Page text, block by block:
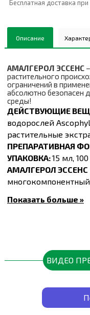
Бесплатная доставка
Описание
АМАЛГЕРОЛ ЭССЕНС–
растительного
ограничений в
абсолютно
среды!
ДЕЙСТВУЮЩИЕ
водорослей
растительные
ПРЕПАРАТИВНАЯ
УПАКОВКА:15 мл,
АМАЛГЕРОЛ ЭССЕНС
1. Фитогормоны
растению
воды.
почвенных
Грунтовые
образование
Показать больше »
ВИДЕО